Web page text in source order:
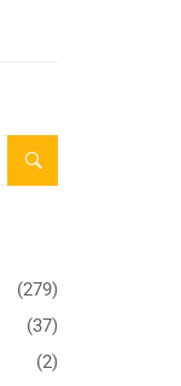
SZUKAJ
(279)
(37)
(2)